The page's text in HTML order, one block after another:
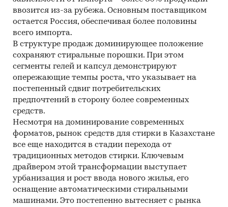
ввозится из-за рубежа. Основным поставщиком
остается Россия, обеспечивая более половины
всего импорта.
В структуре продаж доминирующее положение
сохраняют стиральные порошки. При этом
сегменты гелей и капсул демонстрируют
опережающие темпы роста, что указывает на
постепенный сдвиг потребительских
предпочтений в сторону более современных
средств.
Несмотря на доминирование современных
форматов, рынок средств для стирки в Казахстане
все еще находится в стадии перехода от
традиционных методов стирки. Ключевым
драйвером этой трансформации выступает
урбанизация и рост ввода нового жилья, его
оснащение автоматическими стиральными
машинами. Это постепенно вытесняет с рынка